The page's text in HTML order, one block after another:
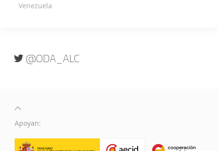
Venezuela
@ODA_ALC
Apoyan: